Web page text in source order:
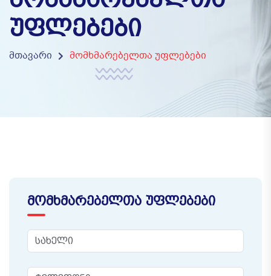
ᲣᲤᲚᲔᲑᲔᲑᲘ
მთავარი მომხმარებელთა უფლებები
ᲛᲝᲛᲮᲛᲐᲠᲔᲑᲔᲚᲗᲐ ᲣᲤᲚᲔᲑᲔᲑᲘ